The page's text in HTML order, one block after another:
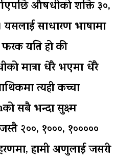
औषधीको शक्ति ३०,
साधारण भाषामा
यति हो की
मात्रा धेरै भएमा धेरै
त्यही कच्चा
सबै भन्दा सुक्ष्म
२००, १०००, १०००००
हामी अणुलाई जसरी